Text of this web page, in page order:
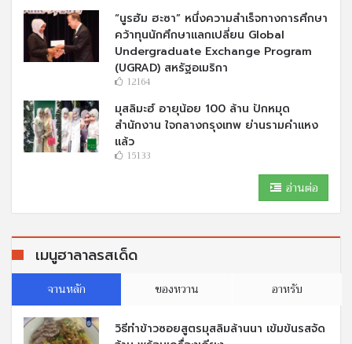
“นูรฮัม ฮะซา” หนึ่งความสำเร็จทางการศึกษา
คว้าทุนนักศึกษาแลกเปลี่ยน Global
Undergraduate Exchange Program
(UGRAD) สหรัฐอเมริกา
12164
มุสลิมะฮ์ อายุน้อย 100 ล้าน ปักหมุด
สำนักงาน ใจกลางกรุงเทพ ย่านรามคำแหง
แล้ว
15133
อ่านต่อ
เมนูฮาลาลรสเด็ด
จานหลัก ของหวาน อาหรับ
วิธีทำข้าวซอยสูตรมุสลิมล้านนา เข้มข้นรสจัด